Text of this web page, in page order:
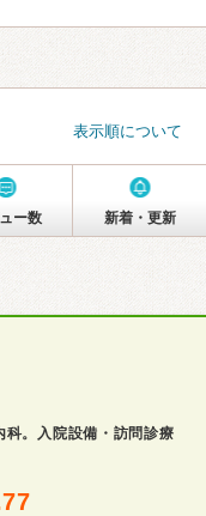
表示順について
ー数 新着・更新
科。入院設備・訪問診療